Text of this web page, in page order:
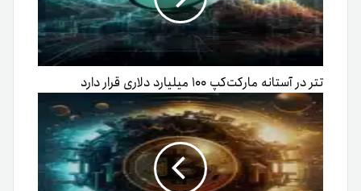
تتر در آستانه مارکت‌کپ ۱۰۰ میلیارد دلاری قرار دارد